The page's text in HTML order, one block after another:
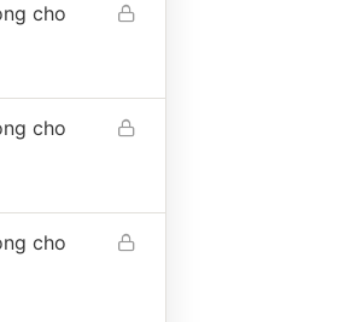
cho
cho
cho
Nam, thành phố Hà Nội, Việt